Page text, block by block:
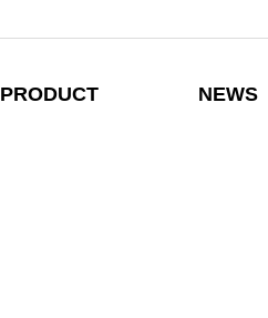
PRODUCT NEWS